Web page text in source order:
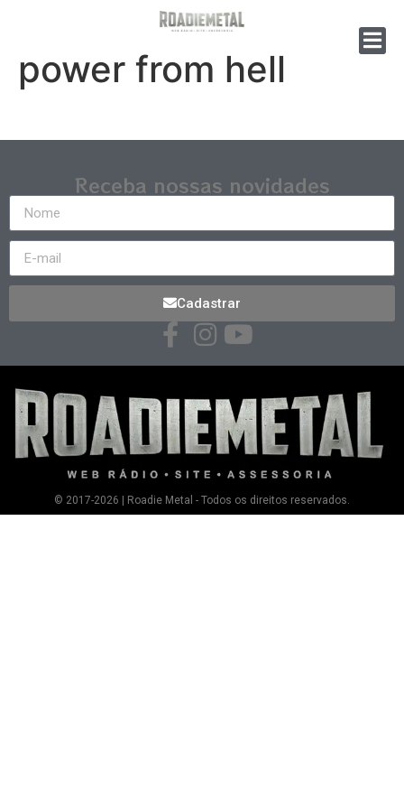
power from hell
Receba nossas novidades
Cadastrar
© 2017-2026 | Roadie Metal - Todos os direitos reservados.